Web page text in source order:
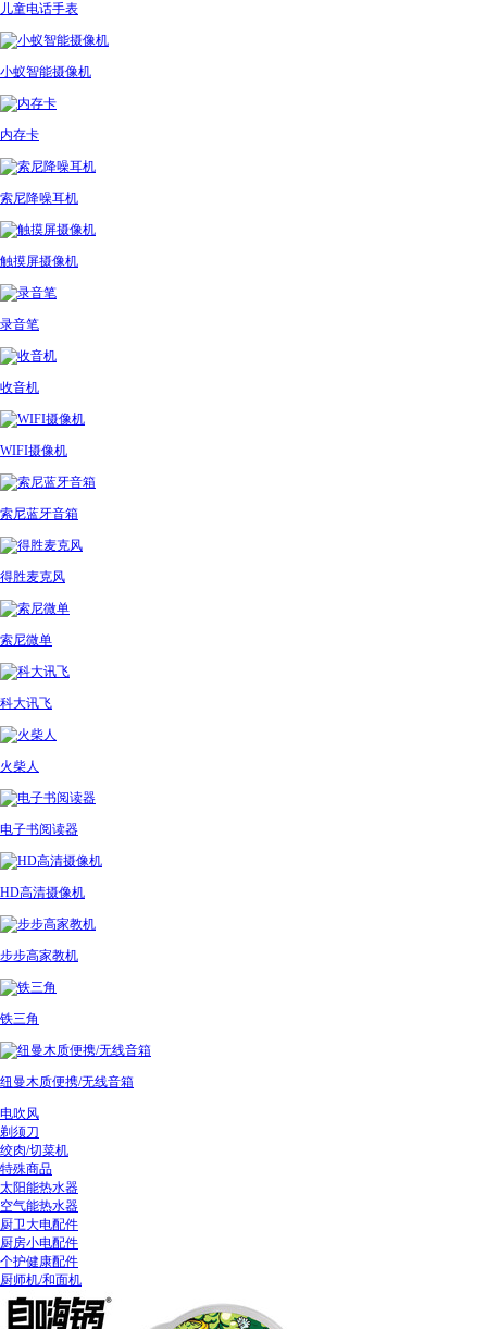
儿童电话手表
小蚁智能摄像机
内存卡
索尼降噪耳机
触摸屏摄像机
录音笔
收音机
WIFI摄像机
索尼蓝牙音箱
得胜麦克风
索尼微单
科大讯飞
火柴人
电子书阅读器
HD高清摄像机
步步高家教机
铁三角
纽曼木质便携/无线音箱
电吹风
剃须刀
绞肉/切菜机
特殊商品
太阳能热水器
空气能热水器
厨卫大电配件
厨房小电配件
个护健康配件
厨师机/和面机